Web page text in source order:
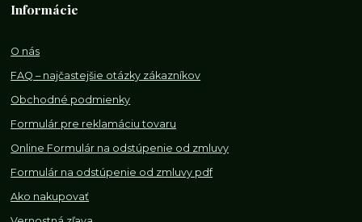
Informácie
O nás
FAQ – najčastejšie otázky zákazníkov
Obchodné podmienky
Formulár pre reklamáciu tovaru
Online Formulár na odstúpenie od zmluvy
Formulár na odstúpenie od zmluvy pdf
Ako nakupovať